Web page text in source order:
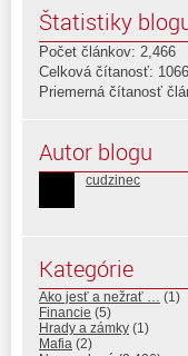
Štatistiky
Počet článkov: 2,466
Celková čítanosť:
Priemerná čítanosť
Autor blogu
cudzinec
Kategórie
Ako jesť a nežrať …
(1)
Financie (5)
Hrady a zámky (1)
Mafia (2)